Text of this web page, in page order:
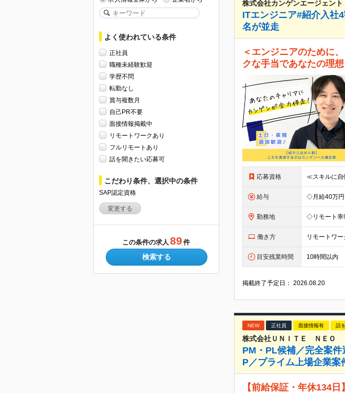
よく使われている条件
正社員
職種未経験歓迎
学歴不問
転勤なし
賞与複数月
自己PR不要
面接情報掲載中
リモートワークあり
フルリモートあり
話を聞きたい応募可
こだわり条件、選択中の条件
SAP認定資格
変更する
この条件の求人 89 件
検索する
株式会社カンゲンエージェント
ITエンジニア#紹介入社
名が並走
＜エンジニアのために
クな手当であなたの理想
応募資格
給与
勤務地
働き方 リモートワ
目安残業時間 10時間以内
掲載終了予定日：2026.08.20
NEW 正社員 面接情報有 話
株式会社ＵＮＩＴＥ ＮＥＯ
PM・PL候補／完全案
P／プライム上場企業案
【前給保証・年休134